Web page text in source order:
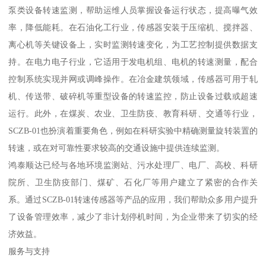
泵类设备转速监测，帮助运维人员掌握设备运行状态，提高曝气效
率，降低能耗。在石油化工行业，传感器安装于压缩机、搅拌器、
离心机等关键设备上，实时监测转速变化，为工艺控制提供数据支
持。在电力电子行业，它适用于发电机组、电机的转速测量，配合
控制系统实现并网或调峰操作。在冶金建筑领域，传感器可用于轧
机、传送带、破碎机等重型设备的转速监控，防止设备过载或超速
运行。此外，在煤炭、农业、卫生防疫、教育科研、交通等行业，
SCZB-01也扮演着重要角色，例如在科研实验中精确测量旋转装置的
转速，或在对可靠性要求较高的交通设施中提供连续监测。
鸿泰顺达已经与各地环境监测站、污水处理厂、电厂、高校、科研
院所、卫生防疫部门、煤矿、石化厂等用户建立了紧密的合作关
系。通过SCZB-01转速传感器等产品的应用，我们帮助众多用户提升
了设备管理效率，减少了非计划停机时间，为企业带来了切实的经
济效益。
服务与支持